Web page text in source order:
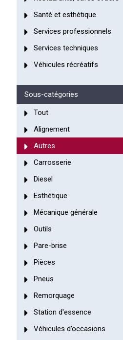
Santé et esthétique
Services professionnels
Services techniques
Véhicules récréatifs
Sous-catégories
Tout
Alignement
Autres
Carrosserie
Diesel
Esthétique
Mécanique générale
Outils
Pare-brise
Pièces
Pneus
Remorquage
Station d'essence
Véhicules d’occasions